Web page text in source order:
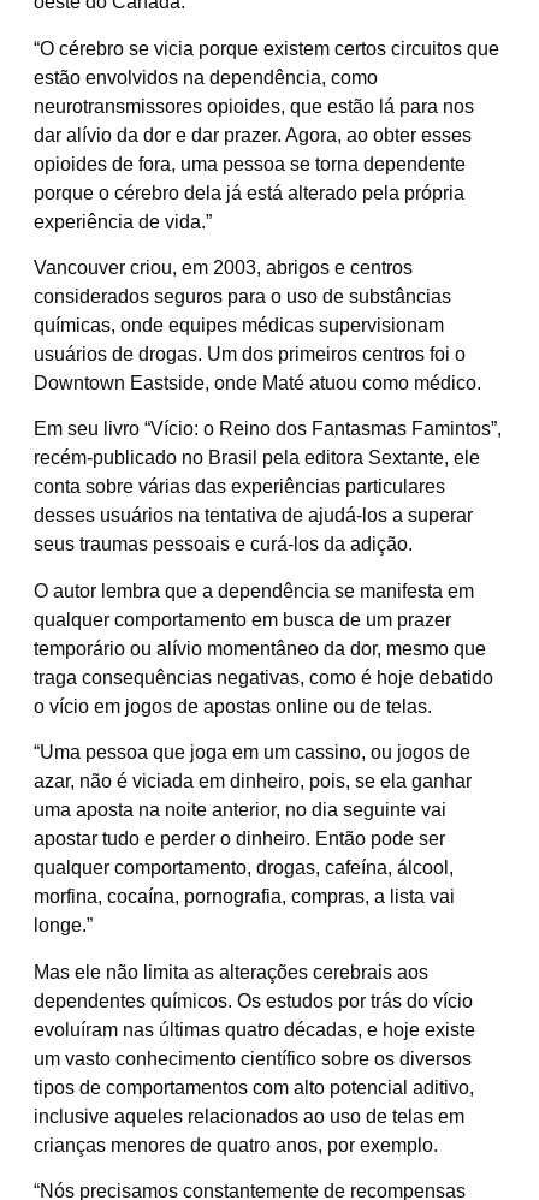
“O cérebro se vicia porque existem certos circuitos que
estão envolvidos na dependência, como
neurotransmissores opioides, que estão lá para nos
dar alívio da dor e dar prazer. Agora, ao obter esses
opioides de fora, uma pessoa se torna dependente
porque o cérebro dela já está alterado pela própria
experiência de vida.”
Vancouver criou, em 2003, abrigos e centros
considerados seguros para o uso de substâncias
químicas, onde equipes médicas supervisionam
usuários de drogas. Um dos primeiros centros foi o
Downtown Eastside, onde Maté atuou como médico.
Em seu livro “Vício: o Reino dos Fantasmas Famintos”,
recém-publicado no Brasil pela editora Sextante, ele
conta sobre várias das experiências particulares
desses usuários na tentativa de ajudá-los a superar
seus traumas pessoais e curá-los da adição.
O autor lembra que a dependência se manifesta em
qualquer comportamento em busca de um prazer
temporário ou alívio momentâneo da dor, mesmo que
traga consequências negativas, como é hoje debatido
o vício em jogos de apostas online ou de telas.
“Uma pessoa que joga em um cassino, ou jogos de
azar, não é viciada em dinheiro, pois, se ela ganhar
uma aposta na noite anterior, no dia seguinte vai
apostar tudo e perder o dinheiro. Então pode ser
qualquer comportamento, drogas, cafeína, álcool,
morfina, cocaína, pornografia, compras, a lista vai
longe.”
Mas ele não limita as alterações cerebrais aos
dependentes químicos. Os estudos por trás do vício
evoluíram nas últimas quatro décadas, e hoje existe
um vasto conhecimento científico sobre os diversos
tipos de comportamentos com alto potencial aditivo,
inclusive aqueles relacionados ao uso de telas em
crianças menores de quatro anos, por exemplo.
“Nós precisamos constantemente de recompensas